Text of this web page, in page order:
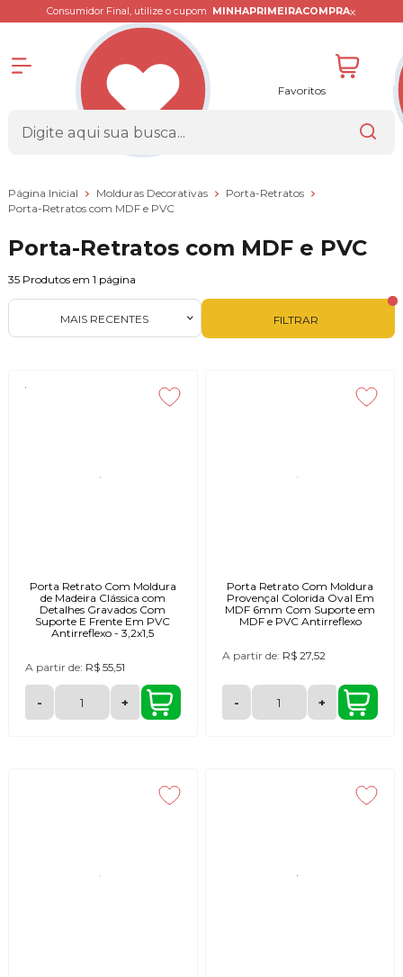
Consumidor Final, utilize o cupom MINHAPRIMEIRACOMPRAx
Favoritos
Página Inicial Molduras Decorativas
Porta-Retratos
Porta-Retratos com MDF e PVC
Porta-Retratos com MDF e PVC
35 Produtos em 1 página
FILTRAR
MAIS RECENTES
Porta Retrato Com Moldura
de Madeira Clássica com
Detalhes Gravados Com
Suporte E Frente Em PVC
Antirreflexo - 3,2x1,5
A partir de: R$ 55,51
- +
Porta Retrato Com Moldura
Provençal Colorida Oval Em
MDF 6mm Com Suporte em
MDF e PVC Antirreflexo
A partir de: R$ 27,52
- +